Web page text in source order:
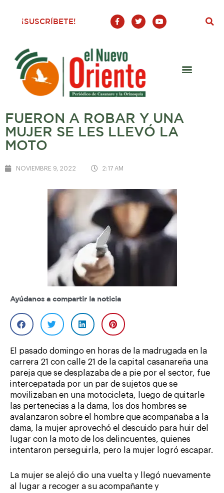
¡SUSCRÍBETE!
F
a
c
o
o
-
T
w
i
Y
o
u
FUERON A ROBAR Y UNA
MUJER SE LES LLEVÓ LA
MOTO
NOVIEMBRE 9, 2022 2:17 AM
Ayúdanos a compartir la noticia
El pasado domingo en horas de la madrugada en la
carrera 21 con calle 21 de la capital casanareña una
pareja que se desplazaba de a pie por el sector, fue
intercepatada por un par de sujetos que se
movilizaban en una motocicleta, luego de quitarle
las pertenecias a la dama, los dos hombres se
avalanzaron sobre el hombre que acompañaba a la
dama, la mujer aprovechó el descuido para huir del
lugar con la moto de los delincuentes, quienes
intentaron perseguirla, pero la mujer logró escapar.
La mujer se alejó dio una vuelta y llegó nuevamente
al lugar a recoger a su acompañante y